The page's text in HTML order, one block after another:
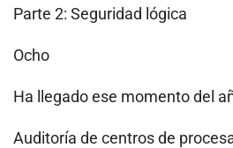
Parte 2: Seguridad lógica
Ocho
Ha llegado ese momento del
Auditoría de centros de